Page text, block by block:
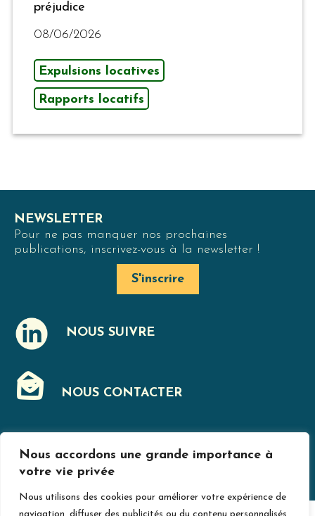
Nous accordons une grande importance à
votre vie privée
Nous utilisons des cookies pour améliorer votre expérience de
préjudice
08/06/2026
Expulsions locatives
Rapports locatifs
NEWSLETTER
Pour ne pas manquer nos prochaines
publications, inscrivez-vous à la newsletter !
S'inscrire
NOUS SUIVRE
J NOUS CONTACTER
FMENTIONS LÉGALES